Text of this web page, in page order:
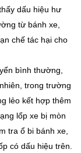
dấu hiệu hư
từ bánh xe,
chế tác hại cho
bình thường,
trong trường
lẻo kết hợp thêm
lốp xe bị mòn
tra ổ bi bánh xe,
có dấu hiệu trên.